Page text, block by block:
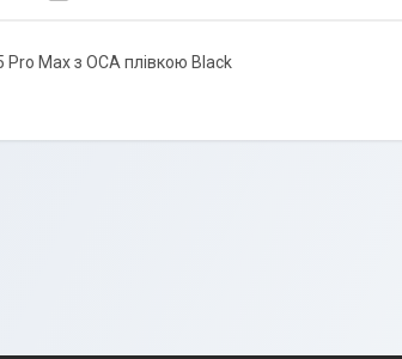
Max з ОСА плівкою Black